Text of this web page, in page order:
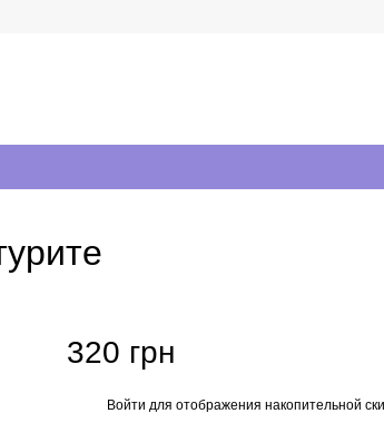
320 грн
Войти для отображения накопительной